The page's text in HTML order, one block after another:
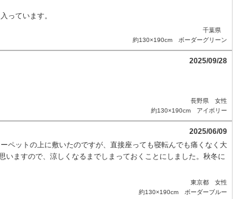
っています。
千葉県
約130×190cm ボーダーグリーン
2025/09/28
長野県 女性
約130×190cm アイボリー
2025/06/09
ペットの上に敷いたのですが、直接座っても寝転んでも痛くなく大
ますので、涼しくなるまでしまっておくことにしました。秋冬に
東京都 女性
約130×190cm ボーダーブルー